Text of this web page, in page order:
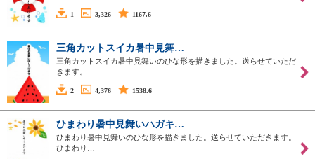
1 3,326 1167.6
三角カットスイカ暑中見舞…
三角カットスイカ暑中見舞いのひな形を描きました。送らせていただ
きます。…
2 4,376 1538.6
ひまわり暑中見舞いハガキ…
ひまわり暑中見舞いのひな形を描きました。送らせていただきます。
ひまわり…